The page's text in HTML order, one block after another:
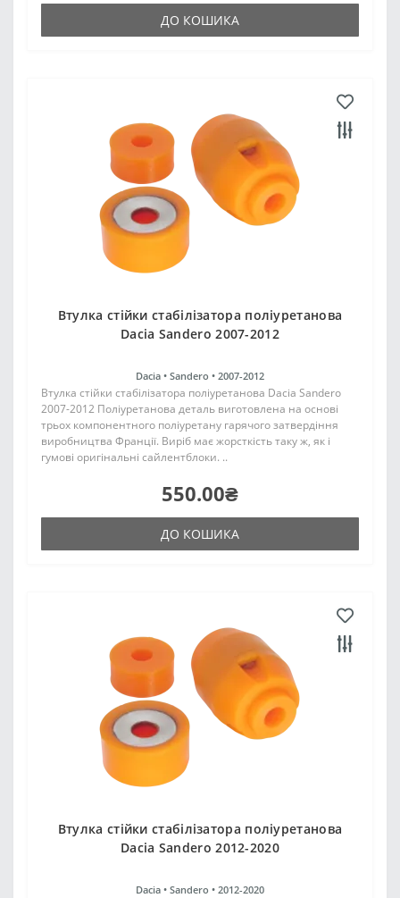
ДО КОШИКА
Втулка стійки стабілізатора поліуретанова
Dacia Sandero 2007-2012
Dacia • Sandero • 2007-2012
Втулка стійки стабілізатора поліуретанова Dacia Sandero
2007-2012 Поліуретанова деталь виготовлена на основі
трьох компонентного поліуретану гарячого затвердіння
виробництва Франції. Виріб має жорсткість таку ж, як і
гумові оригінальні сайлентблоки. ..
550.00₴
ДО КОШИКА
Втулка стійки стабілізатора поліуретанова
Dacia Sandero 2012-2020
Dacia • Sandero • 2012-2020